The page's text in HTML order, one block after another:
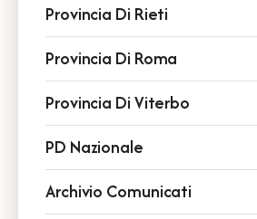
Provincia Di Rieti
Provincia Di Roma
Provincia Di Viterbo
PD Nazionale
Archivio Comunicati